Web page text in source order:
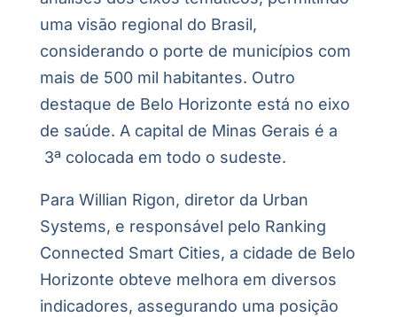
uma visão regional do Brasil,
considerando o porte de municípios com
mais de 500 mil habitantes. Outro
destaque de Belo Horizonte está no eixo
de saúde. A capital de Minas Gerais é a
3ª colocada em todo o sudeste.
Para Willian Rigon, diretor da Urban
Systems, e responsável pelo Ranking
Connected Smart Cities, a cidade de Belo
Horizonte obteve melhora em diversos
indicadores, assegurando uma posição